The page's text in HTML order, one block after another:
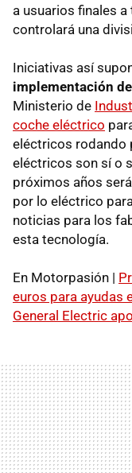
a usuarios finales
controlará una
Iniciativas así
implementación
Ministerio de
coche eléctrico
eléctricos rodando
eléctricos son sí o
próximos años
por lo eléctrico
noticias para los
esta tecnología.
En Motorpasión |
euros para ayudas
General Electric